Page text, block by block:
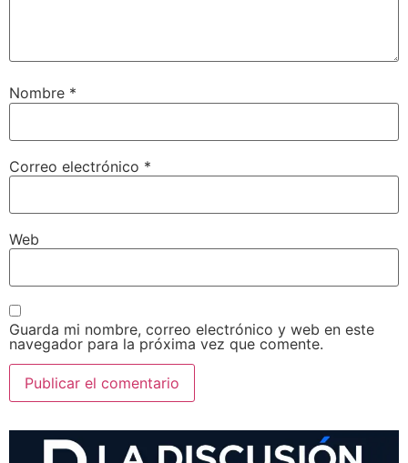
Nombre *
Correo electrónico *
Web
Guarda mi nombre, correo electrónico y web en este
navegador para la próxima vez que comente.